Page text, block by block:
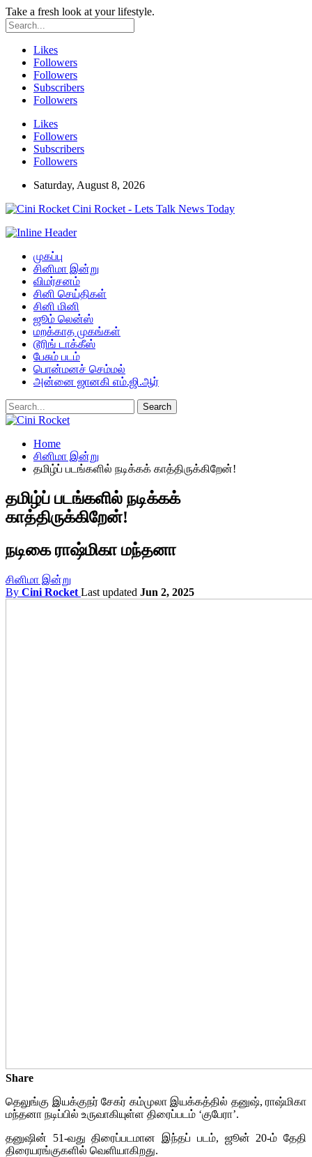
Take a fresh look at your lifestyle.
Likes
Followers
Followers
Subscribers
Followers
Likes
Followers
Subscribers
Followers
Saturday, August 8, 2026
Cini Rocket - Lets Talk News Today
முகப்பு
சினிமா இன்று
விமர்சனம்
சினி செய்திகள்
சினி மினி
ஜூம் லென்ஸ்
மறக்காத முகங்கள்
டூரிங் டாக்கீஸ்
பேசும் படம்
பொன்மனச் செம்மல்
அன்னை ஜானகி எம்.ஜி.ஆர்
Home
சினிமா இன்று
தமிழ்ப் படங்களில் நடிக்கக் காத்திருக்கிறேன்!
தமிழ்ப் படங்களில் நடிக்கக்
காத்திருக்கிறேன்!
நடிகை ராஷ்மிகா மந்தனா
சினிமா இன்று
By Cini Rocket Last updated Jun 2, 2025
Share
தெலுங்கு இயக்குநர் சேகர் கம்முலா இயக்கத்தில் தனுஷ், ராஷ்மிகா
மந்தனா நடிப்பில் உருவாகியுள்ள திரைப்படம் ‘குபேரா’.
தனுஷின் 51-வது திரைப்படமான இந்தப் படம், ஜூன் 20-ம் தேதி
திரையரங்குகளில் வெளியாகிறது.